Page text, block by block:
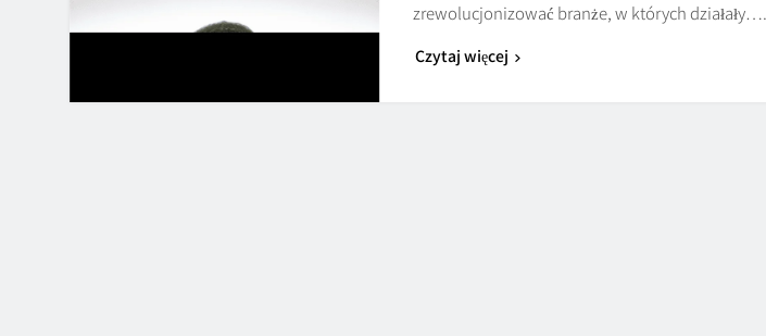
zrewolucjonizować branże, w których działały….
Czytaj więcej